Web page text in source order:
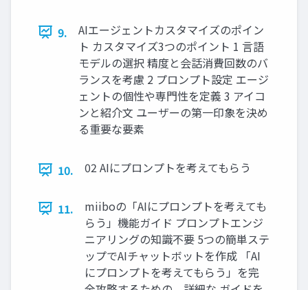
9.
AIエージェントカスタマイズのポイン
ト カスタマイズ3つのポイント 1 言語
モデルの選択 精度と会話消費回数のバ
ランスを考慮 2 プロンプト設定 エージ
ェントの個性や専門性を定義 3 アイコ
ンと紹介文 ユーザーの第一印象を決め
る重要な要素
10. 02 AIにプロンプトを考えてもらう
11.
miiboの「AIにプロンプトを考えても
らう」機能ガイド プロンプトエンジ
ニアリングの知識不要 5つの簡単ステ
ップでAIチャットボットを作成 「AI
にプロンプトを考えてもらう」を完